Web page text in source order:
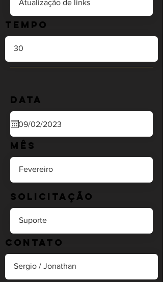
Tempo
Data
Mês
Solicitação
Contato